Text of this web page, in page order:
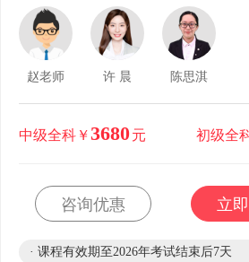
赵老师 许 晨 陈思淇
中级全科￥3680元 初级全
咨询优惠 立
· 课程有效期至2026年考试结束后7天